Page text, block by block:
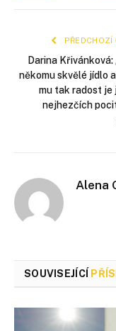
PŘEDCHOZÍ
Darina Křivánková:
někomu skvělé jídlo
mu tak radost je
nejhezčích
Alena
SOUVISEJÍCÍ